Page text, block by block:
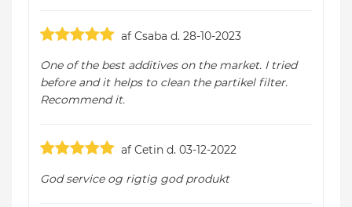
af Csaba d. 28-10-2023
One of the best additives on the market. I tried
before and it helps to clean the partikel filter.
Recommend it.
af Cetin d. 03-12-2022
God service og rigtig god produkt